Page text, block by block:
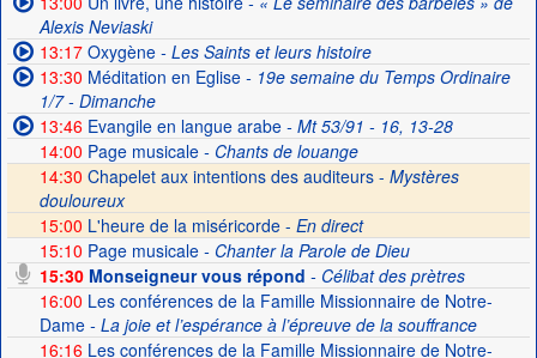
Alexis Neviaski
13:17Oxygène- Les Saints et leurs histoire
13:30 Méditation en Eglise- 19e semaine du Temps Ordinaire
1/7 - Dimanche
13:46Evangile en langue arabe- Mt 53/91 - 16, 13-28
14:00 Page musicale- Chants de louange
14:30 Chapelet aux intentions des auditeurs - Mystères
douloureux
15:00 L'heure de la miséricorde - En direct
15:10 Page musicale- Chanter la Parole de Dieu
15:30Monseigneur vous répond - Célibat des prètres
16:00 Les conférences de la Famille Missionnaire de Notre-
Dame- La joie et l’espérance à l’épreuve de la souffrance
16:16Les conférences de la Famille Missionnaire de Notre-